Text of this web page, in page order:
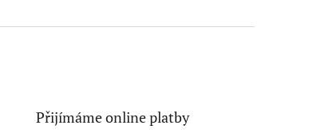
Přijímáme online platby